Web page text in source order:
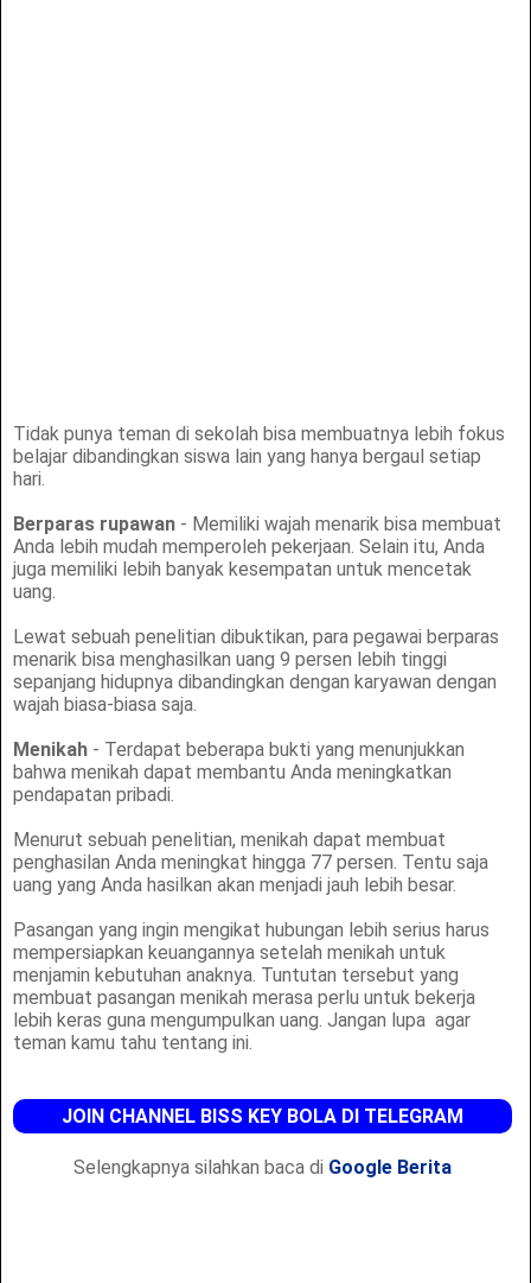
Tidak punya teman di sekolah bisa membuatnya lebih fokus
belajar dibandingkan siswa lain yang hanya bergaul setiap
hari.
Berparas rupawan - Memiliki wajah menarik bisa membuat
Anda lebih mudah memperoleh pekerjaan. Selain itu, Anda
juga memiliki lebih banyak kesempatan untuk mencetak
uang.
Lewat sebuah penelitian dibuktikan, para pegawai berparas
menarik bisa menghasilkan uang 9 persen lebih tinggi
sepanjang hidupnya dibandingkan dengan karyawan dengan
wajah biasa-biasa saja.
Menikah - Terdapat beberapa bukti yang menunjukkan
bahwa menikah dapat membantu Anda meningkatkan
pendapatan pribadi.
Menurut sebuah penelitian, menikah dapat membuat
penghasilan Anda meningkat hingga 77 persen. Tentu saja
uang yang Anda hasilkan akan menjadi jauh lebih besar.
Pasangan yang ingin mengikat hubungan lebih serius harus
mempersiapkan keuangannya setelah menikah untuk
menjamin kebutuhan anaknya. Tuntutan tersebut yang
membuat pasangan menikah merasa perlu untuk bekerja
lebih keras guna mengumpulkan uang. Jangan lupa agar
teman kamu tahu tentang ini.
JOIN CHANNEL BISS KEY BOLA DI TELEGRAM
Selengkapnya silahkan baca di Google Berita